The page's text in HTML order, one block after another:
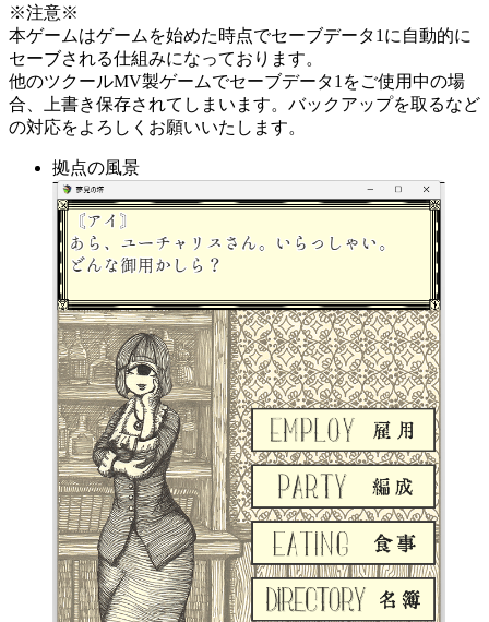
※注意※
本ゲームはゲームを始めた時点でセーブデータ1に自動的に
セーブされる仕組みになっております。
他のツクールMV製ゲームでセーブデータ1をご使用中の場
合、上書き保存されてしまいます。バックアップを取るなど
の対応をよろしくお願いいたします。
拠点の風景